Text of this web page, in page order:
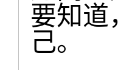
要知道
己。